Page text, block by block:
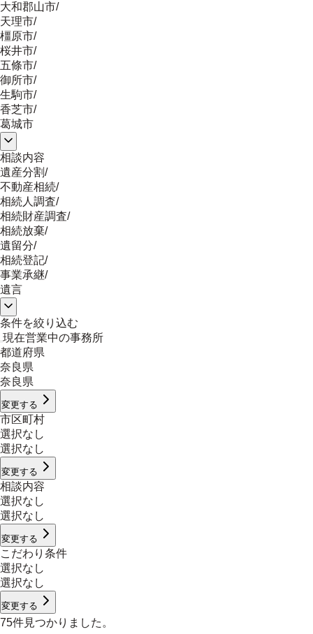
大和郡山市/
天理市/
橿原市/
桜井市/
五條市/
御所市/
生駒市/
香芝市/
葛城市
相談内容
遺産分割/
不動産相続/
相続人調査/
相続財産調査/
相続放棄/
遺留分/
相続登記/
事業承継/
遺言
条件を絞り込む
現在営業中の事務所
都道府県
奈良県
奈良県
変更する
市区町村
選択なし
選択なし
変更する
相談内容
選択なし
選択なし
変更する
こだわり条件
選択なし
選択なし
変更する
75件見つかりました。